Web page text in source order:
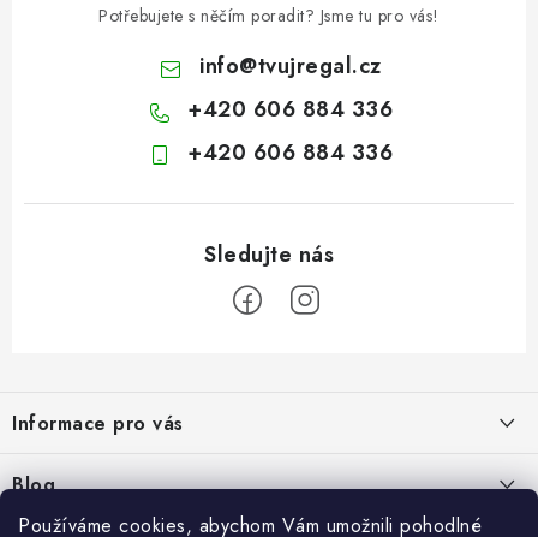
Používáme cookies, abychom Vám umožnili pohodlné
Potřebujete s něčím poradit? Jsme tu pro vás!
info@tvujregal.cz
+420 606 884 336
+420 606 884 336
p
a
t
Informace pro vás
Kontakty
Hodnocení obchodu
Blog
Jak vybrat poštovní schránku?